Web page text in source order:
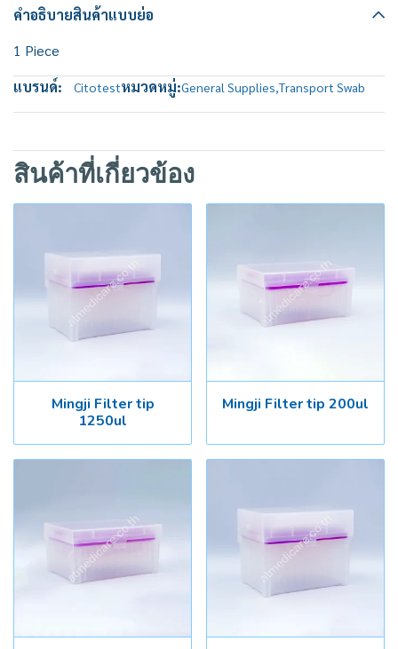
คำอธิบายสินค้าแบบย่อ
1 Piece
แบรนด์:
Citotestหมวดหมู่:General Supplies,Transport Swab
สินค้าที่เกี่ยวข้อง
Mingji Filter tip
1250ul
Mingji Filter tip 200ul